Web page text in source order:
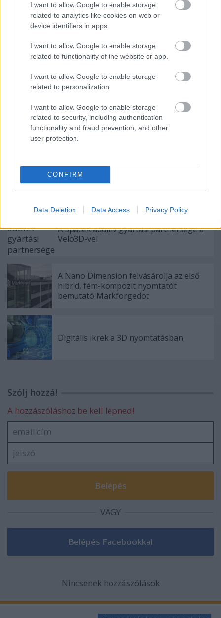
I want to allow Google to enable storage
related to analytics like cookies on web or
device identifiers in apps.
I want to allow Google to enable storage
related to functionality of the website or app.
I want to allow Google to enable storage
related to personalization.
I want to allow Google to enable storage
related to security, including authentication
functionality and fraud prevention, and other
user protection.
CONFIRM
Data Deletion Data Access Privacy Policy
Címkék:szoftver mesterséges intelligencia algoritmus
A zéró gravitáció kedvez a
bionyomtatásnak
Itt az új CraftBot IDEX MK2
nyomtatócsalád
A SpaceX addítív gyártási partnersége a
Velo3D-vel
A Nano Dimension felvásárolja az első
hibrid, fém-kompozit nyomtatót
bemutató Markforgedot
Digitális ikrek a 3D nyomtatásban
Szólj hozzá!
A hozzászóláshoz be kell lépned!
VAGY
Nincsenek hozzászólások